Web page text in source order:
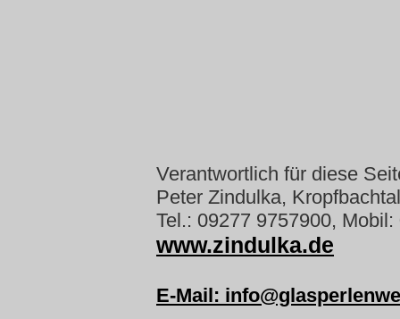
Verantwortlich für diese
Peter Zindulka,
Tel.: 09277 9757900,
www.zindulka.de
E-Mail: